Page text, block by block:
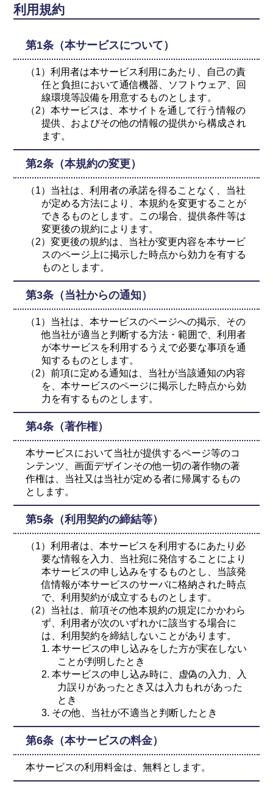
利用規約
第1条（本サービスについて）
（1）利用者は本サービス利用にあたり、自己の責
任と負担において通信機器、ソフトウェア、回
線環境等設備を用意するものとします。
（2）本サービスは、本サイトを通して行う情報の
提供、およびその他の情報の提供から構成され
ます。
第2条（本規約の変更）
（1）当社は、利用者の承諾を得ることなく、当社
が定める方法により、本規約を変更することが
できるものとします。この場合、提供条件等は
変更後の規約によります。
（2）変更後の規約は、当社が変更内容を本サービ
スのページ上に掲示した時点から効力を有する
ものとします。
第3条（当社からの通知）
（1）当社は、本サービスのページへの掲示、その
他当社が適当と判断する方法・範囲で、利用者
が本サービスを利用するうえで必要な事項を通
知するものとします。
（2）前項に定める通知は、当社が当該通知の内容
を、本サービスのページに掲示した時点から効
力を有するものとします。
第4条（著作権）
本サービスにおいて当社が提供するページ等のコ
ンテンツ、画面デザインその他一切の著作物の著
作権は、当社又は当社が定める者に帰属するもの
とします。
第5条（利用契約の締結等）
（1）利用者は、本サービスを利用するにあたり必
要な情報を入力、当社宛に発信することにより
本サービスの申し込みをするものとし、当該発
信情報が本サービスのサーバに格納された時点
で、利用契約が成立するものとします。
（2）当社は、前項その他本規約の規定にかかわら
ず、利用者が次のいずれかに該当する場合に
は、利用契約を締結しないことがあります。
1. 本サービスの申し込みをした方が実在しない
ことが判明したとき
2. 本サービスの申し込み時に、虚偽の入力、入
力誤りがあったとき又は入力もれがあった
とき
3. その他、当社が不適当と判断したとき
第6条（本サービスの料金）
本サービスの利用料金は、無料とします。